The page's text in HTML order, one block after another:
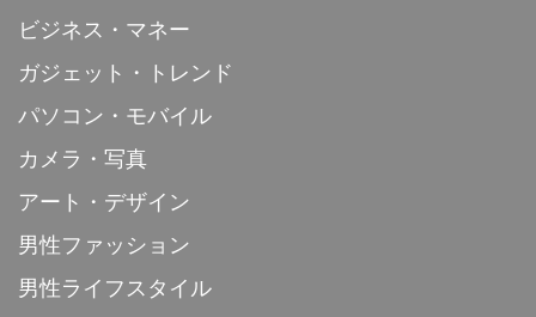
ビジネス・マネー
ガジェット・トレンド
パソコン・モバイル
カメラ・写真
アート・デザイン
男性ファッション
男性ライフスタイル